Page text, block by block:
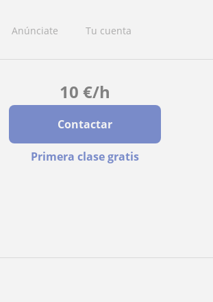
Anúnciate Tu cuenta
10 €/h
Contactar
Primera clase gratis